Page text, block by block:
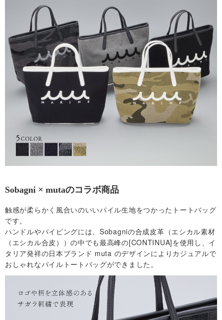
ロ
グ
概
・
規
約
お
Sobagni × mutaのコラボ商品
触感が柔らかく風合いのいいパイル生地をつかったトートバッグ
です。
ハンドルやパイピングには、Sobagniの合成皮革（エシカル素材
（エシカル合皮））の中でも最高峰の[CONTINUA]を使用し、イ
タリア発祥の日本ブランド muta のデザインによりカジュアルで
おしゃれなパイルトートバッグができました。